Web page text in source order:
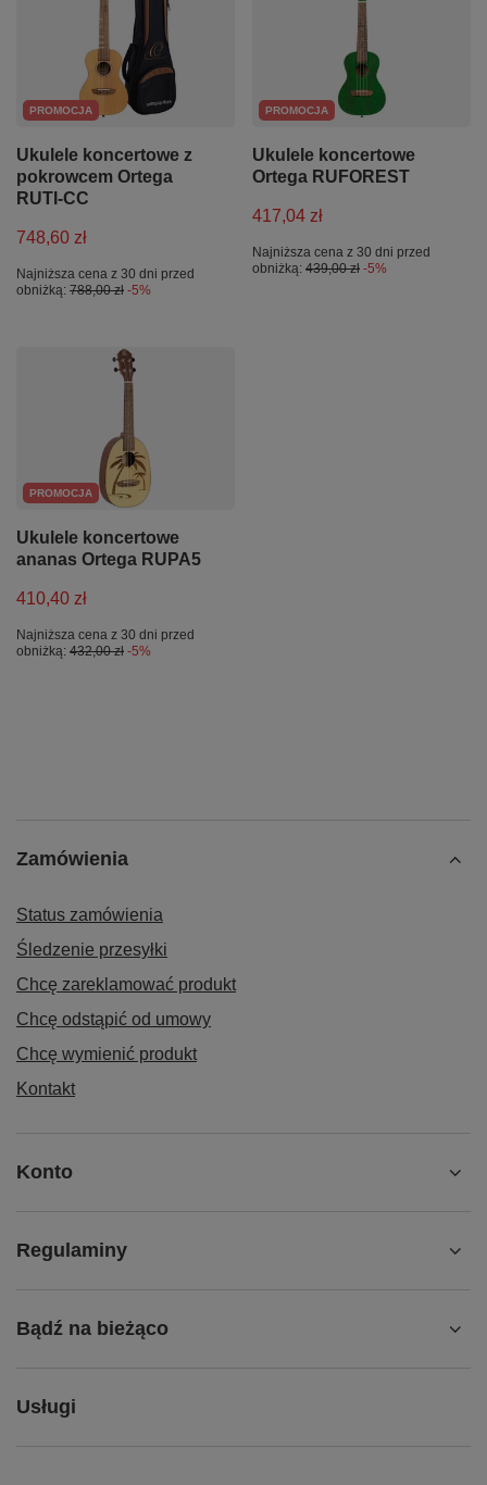
PROMOCJA
Ukulele koncertowe z
pokrowcem Ortega
RUTI-CC
748,60 zł
Najniższa cena z 30 dni przed
obniżką: 788,00 zł -5%
PROMOCJA
Ukulele koncertowe
Ortega RUFOREST
417,04 zł
Najniższa cena z 30 dni przed
obniżką: 439,00 zł -5%
PROMOCJA
Ukulele koncertowe
ananas Ortega RUPA5
410,40 zł
Najniższa cena z 30 dni przed
obniżką: 432,00 zł -5%
Zamówienia
Status zamówienia
Śledzenie przesyłki
Chcę zareklamować produkt
Chcę odstąpić od umowy
Chcę wymienić produkt
Kontakt
Konto
Regulaminy
Bądź na bieżąco
Usługi